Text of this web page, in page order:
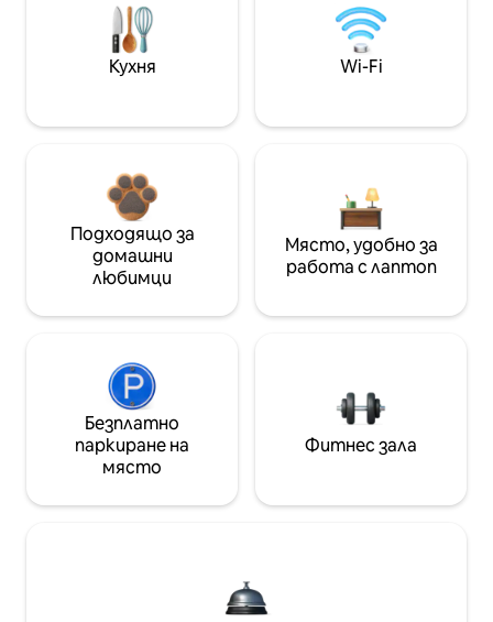
Кухня Wi-Fi
Подходящо за
домашни
любимци
Място, удобно за
работа с лаптоп
Безплатно
паркиране на
място
Фитнес зала